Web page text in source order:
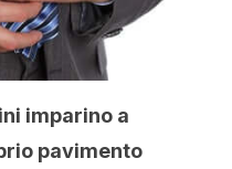
imparino a
pavimento